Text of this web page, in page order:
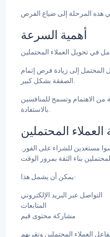
أهمية السرعة
المحتمل إلى زيادة فرص إتمام
الصفقة بشكل كبير.
من الاهتمام وتسمح للمنافسين
بالاستفادة.
مستعدين للشراء على الفور.
يمكن أن يشمل هذا:
التواصل عبر البريد الإلكتروني
المتابعات
مشاركة محتوى قيم
العملاء المحتملين وتقربهم